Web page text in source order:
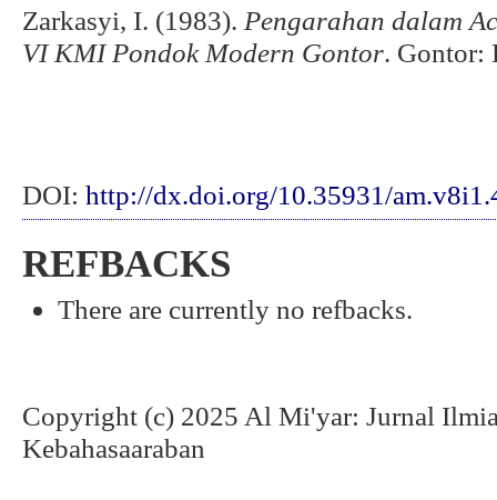
Zarkasyi, I. (1983). Pengarahan dalam
VI KMI Pondok Modern Gontor. Gontor:
DOI: http://dx.doi.org/10.35931/
REFBACKS
There are currently no refbacks.
Copyright (c) 2025 Al Mi'yar: Jurnal
Kebahasaaraban